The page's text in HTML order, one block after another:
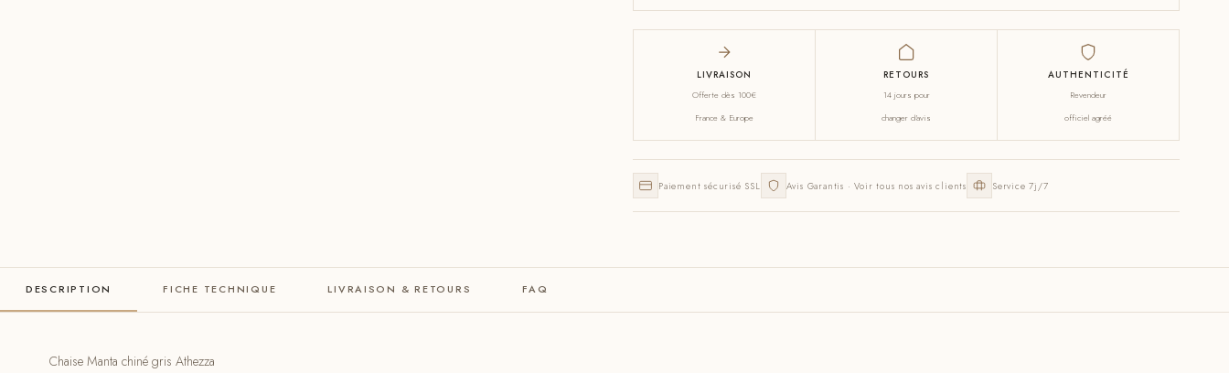
LIVRAISON
Offerte dès 100€
France & Europe
RETOURS
14 jours pour
changer d'avis
AUTHENTICITÉ
Revendeur
officiel agréé
Paiement sécurisé SSL Avis Garantis · Voir tous nos avis clients Service 7j/7
DESCRIPTION FICHE TECHNIQUE LIVRAISON & RETOURS FAQ
Chaise Manta chiné gris Athezza